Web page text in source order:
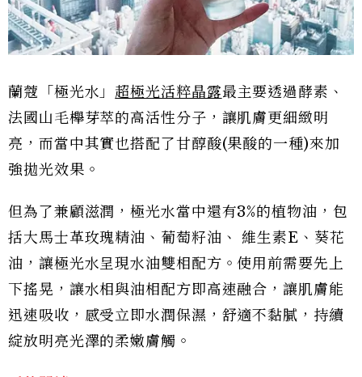
蘭蔻「極光水」 超極光活粹晶露最主要透過酵素、
法國山毛櫸芽萃的高活性分子，讓肌膚更細緻明
亮，而當中其實也搭配了甘醇酸(果酸的一種)來加
強拋光效果。
但為了兼顧滋潤，極光水當中還有3%的植物油，包
括大馬士革玫瑰精油、葡萄籽油、 維生素E、葵花
油，讓極光水呈現水油雙相配方。使用前需要先上
下搖晃，讓水相與油相配方即高速融合，讓肌膚能
迅速吸收，感受立即水潤保濕，舒適不黏膩，持續
綻放明亮光澤的柔嫩膚觸。